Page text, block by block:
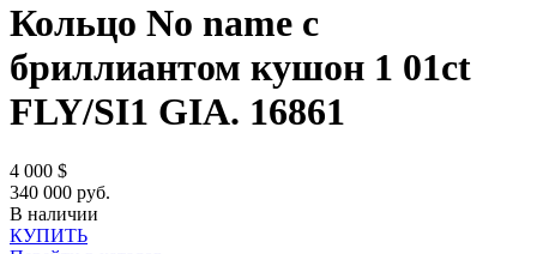
Кольцо No name с
бриллиантом кушон 1 01ct
FLY/SI1 GIA. 16861
4 000 $
340 000 руб.
В наличии
КУПИТЬ